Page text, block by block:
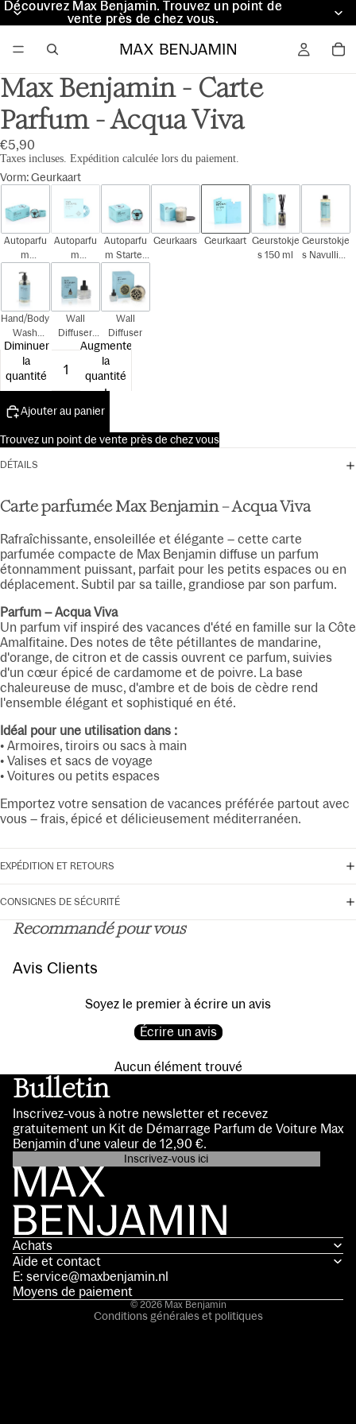
Découvrez Max Benjamin. Trouvez un point de
vente près de chez vous.
Découvrez Max Benjamin. Trouvez un point de
vente près de chez vous.
Max Benjamin - Carte
Parfum - Acqua Viva
€5,90
Taxes incluses. Expédition calculée lors du paiement.
Vorm:Geurkaart
Autoparfu
m
Autoparfu
m
Autoparfu
m Starter
Kit
Geurkaars Geurkaart Geurstokje
s 150 ml
Geurstokje
s Navulling
Hand/Body
Wash
300ml
Wall
Diffuser
Navulling
Wall
Diffuser
Diminuer
la
quantité
Augmenter
la
quantité
Ajouter au panier
Trouvez un point de vente près de chez vous
DÉTAILS
Carte parfumée Max Benjamin – Acqua Viva
Rafraîchissante, ensoleillée et élégante – cette carte
parfumée compacte de Max Benjamin diffuse un parfum
étonnamment puissant, parfait pour les petits espaces ou en
déplacement. Subtil par sa taille, grandiose par son parfum.
Parfum – Acqua Viva
Un parfum vif inspiré des vacances d'été en famille sur la Côte
Amalfitaine. Des notes de tête pétillantes de mandarine,
d'orange, de citron et de cassis ouvrent ce parfum, suivies
d'un cœur épicé de cardamome et de poivre. La base
chaleureuse de musc, d'ambre et de bois de cèdre rend
l'ensemble élégant et sophistiqué en été.
Idéal pour une utilisation dans :
• Armoires, tiroirs ou sacs à main
• Valises et sacs de voyage
• Voitures ou petits espaces
Emportez votre sensation de vacances préférée partout avec
vous – frais, épicé et délicieusement méditerranéen.
EXPÉDITION ET RETOURS
CONSIGNES DE SÉCURITÉ
Recommandé pour vous
Avis Clients
Soyez le premier à écrire un avis
Écrire un avis
Aucun élément trouvé
Bulletin
Inscrivez-vous à notre newsletter et recevez
gratuitement un Kit de Démarrage Parfum de Voiture Max
Benjamin d’une valeur de 12,90 €.
Inscrivez-vous ici
Achats
Aide et contact
E: service@maxbenjamin.nl
Moyens de paiement
© 2026 Max Benjamin
Conditions générales et politiques
Politique de confidentialité
Coordonnées
Conditions d’utilisation
Politique d’expédition
Politique de remboursement
Mentions légales